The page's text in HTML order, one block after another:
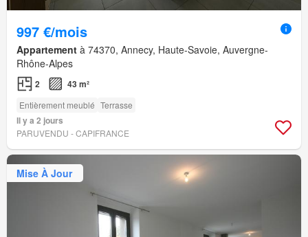
997 €/mois
Appartement à 74370, Annecy, Haute-Savoie, Auvergne-
Rhône-Alpes
2 43 m²
Entièrement meublé Terrasse
Il y a 2 jours
PARUVENDU - CAPIFRANCE
Mise À Jour